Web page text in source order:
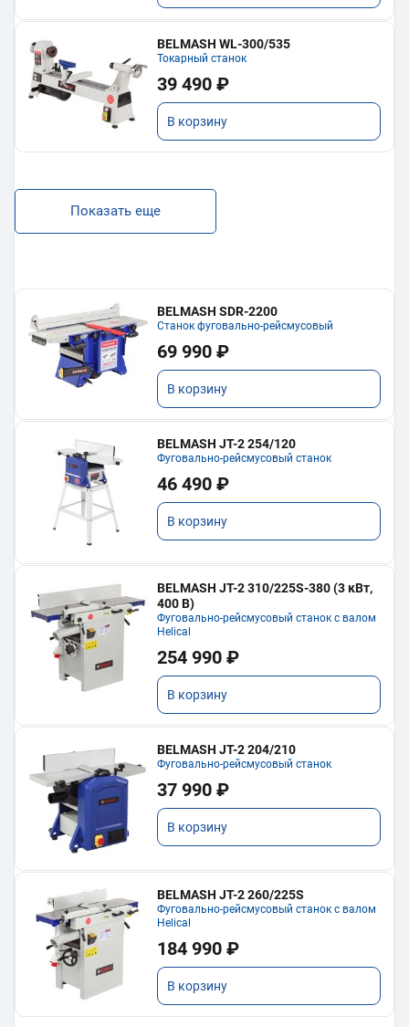
BELMASH WL-300/535
Токарный станок
39 490 ₽
В корзину
Показать еще
BELMASH SDR-2200
Станок фуговально-рейсмусовый
69 990 ₽
В корзину
BELMASH JT-2 254/120
Фуговально-рейсмусовый станок
46 490 ₽
В корзину
BELMASH JT-2 310/225S-380 (3 кВт,
400 В)
Фуговально-рейсмусовый станок с валом
Helical
254 990 ₽
В корзину
BELMASH JT-2 204/210
Фуговально-рейсмусовый станок
37 990 ₽
В корзину
BELMASH JT-2 260/225S
Фуговально-рейсмусовый станок с валом
Helical
184 990 ₽
В корзину